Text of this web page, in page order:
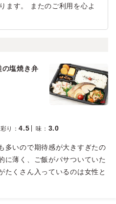
ます。 またのご利用を心よ
の塩焼き弁
彩り ：4.5 味 ： 3.0
多いので期待感が大きすぎたの
に薄く、ご飯がパサついていた
たくさん入っているのは女性と